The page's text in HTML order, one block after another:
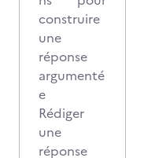
construire
une
réponse
argumenté
e
Rédiger
une
réponse